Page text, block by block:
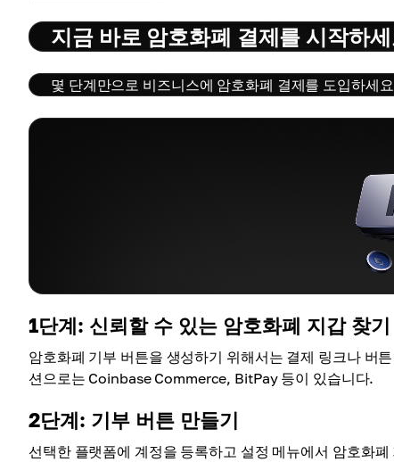
지금 바로 암호화폐 결제를 시작하
몇 단계만으로 비즈니스에 암호화폐 결제를 도입하세
1단계: 신뢰할 수 있는 암호화폐 지갑 찾기
암호화폐 기부 버튼을 생성하기 위해서는 결제 링크나 버
션으로는 Coinbase Commerce, BitPay 등이 있습니다.
2단계: 기부 버튼 만들기
선택한 플랫폼에 계정을 등록하고 설정 메뉴에서 암호화